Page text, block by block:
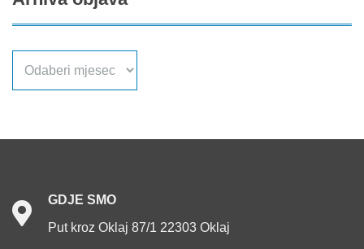
GDJE SMO
Put kroz Oklaj 87/1 22303 Oklaj